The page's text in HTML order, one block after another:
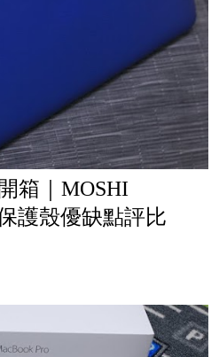
箱｜MOSHI
護殼優缺點評比